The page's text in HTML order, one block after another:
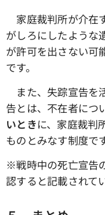
家庭裁判所が介在
がしろにしたような
が許可を出さない可
です。
また、失踪宣告を
告とは、不在者につ
いときに、家庭裁判
ものとみなす制度です
※戦時中の死亡宣告
認すると記載されて